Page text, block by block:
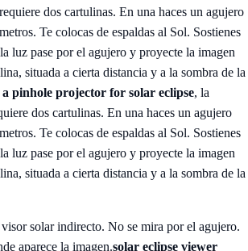
dos cartulinas. En una haces un agujero
Te colocas de espaldas al Sol. Sostienes
luz pase por el agujero y proyecte la imagen
situada a cierta distancia y a la sombra de la
pinhole projector for solar eclipse, la
dos cartulinas. En una haces un agujero
Te colocas de espaldas al Sol. Sostienes
luz pase por el agujero y proyecte la imagen
situada a cierta distancia y a la sombra de la
visor solar indirecto. No se mira por el agujero.
aparece la imagen.solar eclipse viewer